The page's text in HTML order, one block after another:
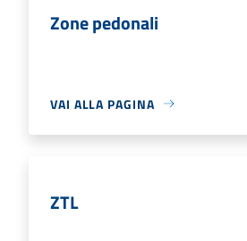
Zone pedonali
VAI ALLA PAGINA
ZTL